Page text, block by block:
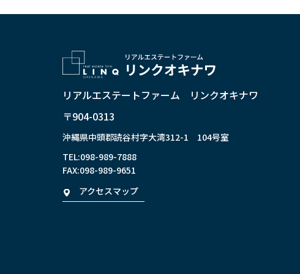
リアルエステートファーム リンクオキナワ
〒904-0313
沖縄県中頭郡読谷村字大湾312-1 104号室
TEL:098-989-7888
FAX:098-989-9651
アクセスマップ